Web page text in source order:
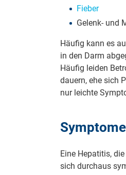
Fieber
Gelenk- und
Häufig kann es
in den Darm
Häufig leiden
dauern, ehe sich
nur leichte
Eine Hepatitis,
sich durchaus